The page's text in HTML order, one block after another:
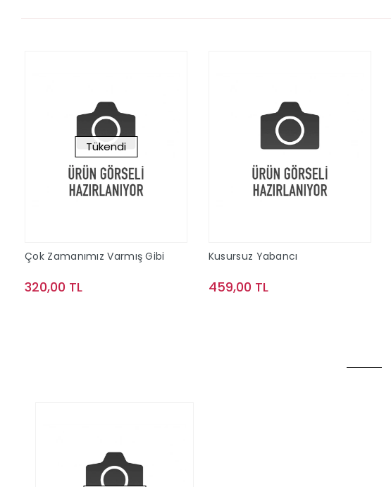
Tükendi
Çok Zamanımız Varmış Gibi
320,00 TL
Kusursuz Yabancı
459,00 TL